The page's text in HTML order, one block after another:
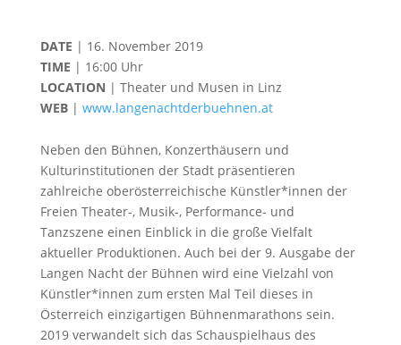
DATE | 16. November 2019
TIME | 16:00 Uhr
LOCATION | Theater und Musen in Linz
WEB| www.langenachtderbuehnen.at
Neben den Bühnen, Konzerthäusern und
Kulturinstitutionen der Stadt präsentieren
zahlreiche oberösterreichische Künstler*innen der
Freien Theater-, Musik-, Performance- und
Tanzszene einen Einblick in die große Vielfalt
aktueller Produktionen. Auch bei der 9. Ausgabe der
Langen Nacht der Bühnen wird eine Vielzahl von
Künstler*innen zum ersten Mal Teil dieses in
Österreich einzigartigen Bühnenmarathons sein.
2019 verwandelt sich das Schauspielhaus des